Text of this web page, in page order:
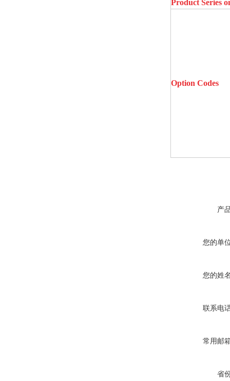
Product Series
Option Codes
产
您的单
您的姓
联系电
常用邮
省